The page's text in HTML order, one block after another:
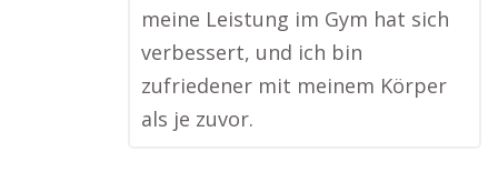
meine Leistung im Gym hat sich
verbessert, und ich bin
zufriedener mit meinem Körper
als je zuvor.